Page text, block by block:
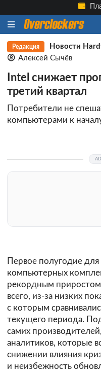
Редакция Новости
Алексей Сычёв
Intel снижает
третий квартал
Потребители не
компьютерами к
Первое полугодие
компьютерных
рекордным
всего, из-за низких
с которым
текущего периода.
самих
аналитиков, которые
снижении влияния
и неизбежность